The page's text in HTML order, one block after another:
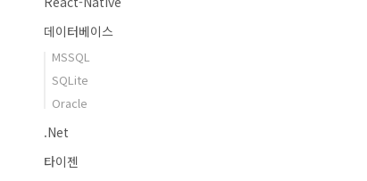
데이터베이스
MSSQL
SQLite
Oracle
.Net
타이젠